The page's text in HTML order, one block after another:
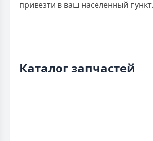
привезти в ваш населенный пункт.
Каталог запчастей